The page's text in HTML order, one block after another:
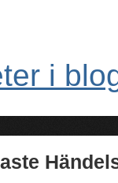
i